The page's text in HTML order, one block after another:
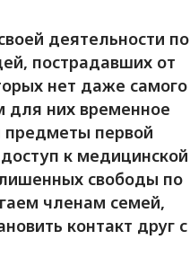
деятельности по
пострадавших от
нет даже самого
для них временное
первой
к медицинской
свободы по
членам семей,
контакт друг с